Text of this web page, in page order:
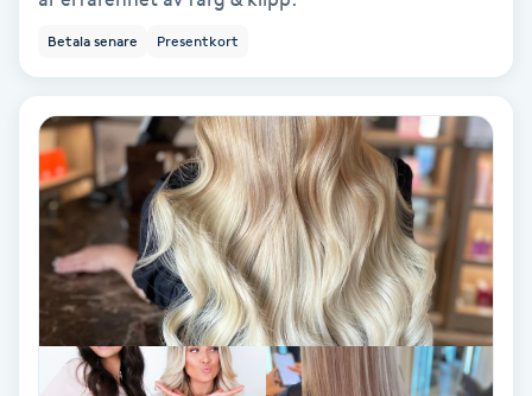
Babylights
Balayage
Bambumassage
Barber
Barnklippning
Betala senare Presentkort